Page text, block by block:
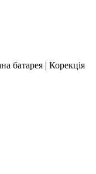
батарея | Корекція